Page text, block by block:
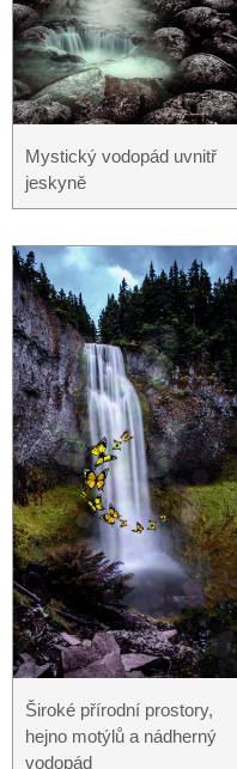
Mystický vodopád uvnitř
jeskyně
Široké přírodní prostory,
hejno motýlů a nádherný
vodopád